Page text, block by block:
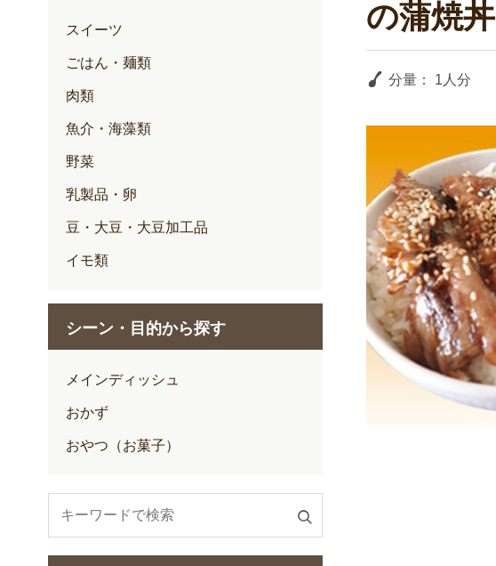
の蒲焼丼
分量： 1人分
スイーツ
ごはん・麺類
肉類
魚介・海藻類
野菜
乳製品・卵
豆・大豆・大豆加工品
イモ類
シーン・目的から探す
メインディッシュ
おかず
おやつ（お菓子）
索